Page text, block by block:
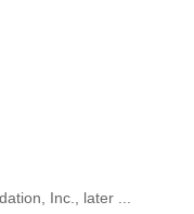
Inc., later ...